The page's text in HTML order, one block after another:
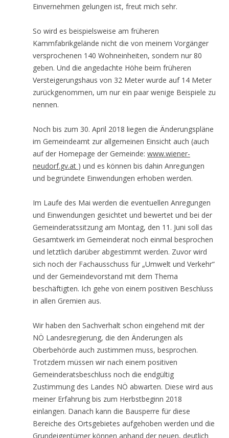
Einvernehmen gelungen ist, freut mich sehr.
So wird es beispielsweise am früheren
Kammfabrikgelände nicht die von meinem Vorgänger
versprochenen 140 Wohneinheiten, sondern nur 80
geben. Und die angedachte Höhe beim früheren
Versteigerungshaus von 32 Meter wurde auf 14 Meter
zurückgenommen, um nur ein paar wenige Beispiele zu
nennen.
Noch bis zum 30. April 2018 liegen die Änderungspläne
im Gemeindeamt zur allgemeinen Einsicht auch (auch
auf der Homepage der Gemeinde: www.wiener-
neudorf.gv.at ) und es können bis dahin Anregungen
und begründete Einwendungen erhoben werden.
Im Laufe des Mai werden die eventuellen Anregungen
und Einwendungen gesichtet und bewertet und bei der
Gemeinderatssitzung am Montag, den 11. Juni soll das
Gesamtwerk im Gemeinderat noch einmal besprochen
und letztlich darüber abgestimmt werden. Zuvor wird
sich noch der Fachausschuss für „Umwelt und Verkehr“
und der Gemeindevorstand mit dem Thema
beschäftigten. Ich gehe von einem positiven Beschluss
in allen Gremien aus.
Wir haben den Sachverhalt schon eingehend mit der
NÖ Landesregierung, die den Änderungen als
Oberbehörde auch zustimmen muss, besprochen.
Trotzdem müssen wir nach einem positiven
Gemeinderatsbeschluss noch die endgültig
Zustimmung des Landes NÖ abwarten. Diese wird aus
meiner Erfahrung bis zum Herbstbeginn 2018
einlangen. Danach kann die Bausperre für diese
Bereiche des Ortsgebietes aufgehoben werden und die
Grundeigentümer können anhand der neuen, deutlich